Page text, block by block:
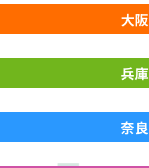
大阪
兵庫
奈良